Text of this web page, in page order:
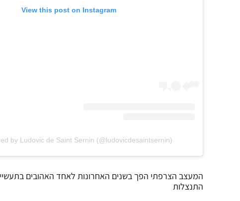
View this post on Instagram
by Ludovic de Saint Sernin (@ludovicdesaintsernin)
המעצב הצרפתי הפך בשנים האחרונות לאחד האהובים
התנצלות